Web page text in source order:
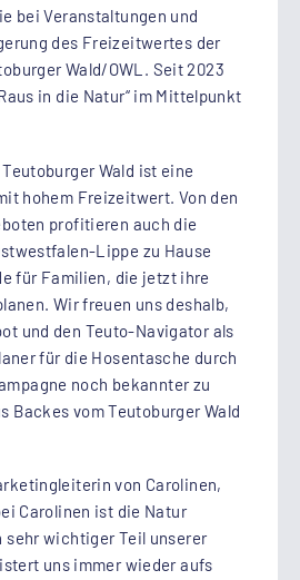
bei Veranstaltungen und
des Freizeitwertes der
Wald/OWL. Seit 2023
in die Natur“ im Mittelpunkt
Teutoburger Wald ist eine
hohem Freizeitwert. Von den
profitieren auch die
Lippe zu Hause
für Familien, die jetzt ihre
Wir freuen uns deshalb,
und den Teuto-Navigator als
für die Hosentasche durch
noch bekannter zu
Backes vom Teutoburger Wald
von Carolinen,
Carolinen ist die Natur
sehr wichtiger Teil unserer
uns immer wieder aufs